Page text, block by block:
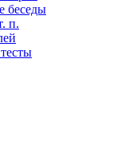
беседы
п.